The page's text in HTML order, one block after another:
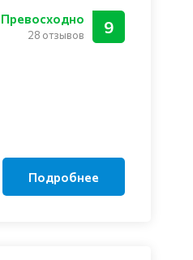
9
Превосходно
28 отзывов
Подробнее